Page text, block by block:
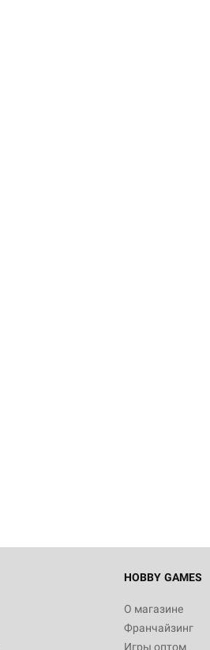
HOBBY GAMES
О магазине
Франчайзинг
Игры оптом
Настольная
"Мир
империи:
799
Настольная